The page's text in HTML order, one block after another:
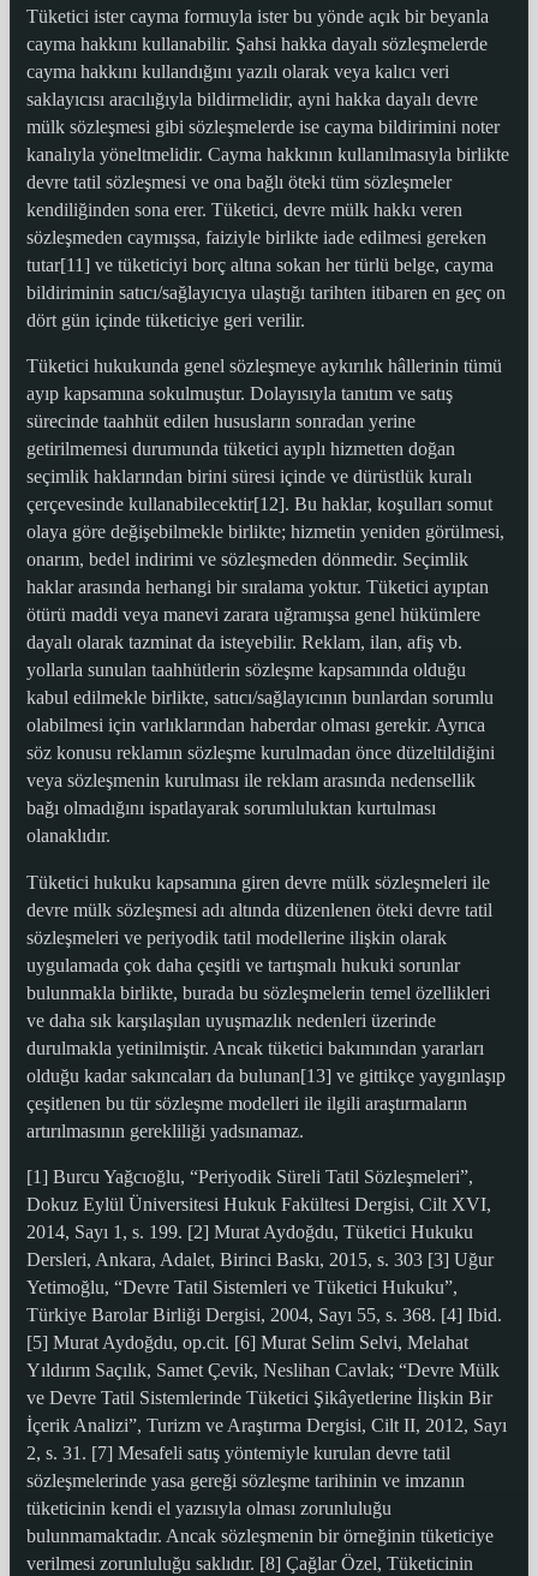
Tüketici ister cayma formuyla ister bu yönde açık bir beyanla
cayma hakkını kullanabilir. Şahsi hakka dayalı sözleşmelerde
cayma hakkını kullandığını yazılı olarak veya kalıcı veri
saklayıcısı aracılığıyla bildirmelidir, ayni hakka dayalı devre
mülk sözleşmesi gibi sözleşmelerde ise cayma bildirimini noter
kanalıyla yöneltmelidir. Cayma hakkının kullanılmasıyla birlikte
devre tatil sözleşmesi ve ona bağlı öteki tüm sözleşmeler
kendiliğinden sona erer. Tüketici, devre mülk hakkı veren
sözleşmeden caymışsa, faiziyle birlikte iade edilmesi gereken
tutar[11] ve tüketiciyi borç altına sokan her türlü belge, cayma
bildiriminin satıcı/sağlayıcıya ulaştığı tarihten itibaren en geç on
dört gün içinde tüketiciye geri verilir.
Tüketici hukukunda genel sözleşmeye aykırılık hâllerinin tümü
ayıp kapsamına sokulmuştur. Dolayısıyla tanıtım ve satış
sürecinde taahhüt edilen hususların sonradan yerine
getirilmemesi durumunda tüketici ayıplı hizmetten doğan
seçimlik haklarından birini süresi içinde ve dürüstlük kuralı
çerçevesinde kullanabilecektir[12]. Bu haklar, koşulları somut
olaya göre değişebilmekle birlikte; hizmetin yeniden görülmesi,
onarım, bedel indirimi ve sözleşmeden dönmedir. Seçimlik
haklar arasında herhangi bir sıralama yoktur. Tüketici ayıptan
ötürü maddi veya manevi zarara uğramışsa genel hükümlere
dayalı olarak tazminat da isteyebilir. Reklam, ilan, afiş vb.
yollarla sunulan taahhütlerin sözleşme kapsamında olduğu
kabul edilmekle birlikte, satıcı/sağlayıcının bunlardan sorumlu
olabilmesi için varlıklarından haberdar olması gerekir. Ayrıca
söz konusu reklamın sözleşme kurulmadan önce düzeltildiğini
veya sözleşmenin kurulması ile reklam arasında nedensellik
bağı olmadığını ispatlayarak sorumluluktan kurtulması
olanaklıdır.
Tüketici hukuku kapsamına giren devre mülk sözleşmeleri ile
devre mülk sözleşmesi adı altında düzenlenen öteki devre tatil
sözleşmeleri ve periyodik tatil modellerine ilişkin olarak
uygulamada çok daha çeşitli ve tartışmalı hukuki sorunlar
bulunmakla birlikte, burada bu sözleşmelerin temel özellikleri
ve daha sık karşılaşılan uyuşmazlık nedenleri üzerinde
durulmakla yetinilmiştir. Ancak tüketici bakımından yararları
olduğu kadar sakıncaları da bulunan[13] ve gittikçe yaygınlaşıp
çeşitlenen bu tür sözleşme modelleri ile ilgili araştırmaların
artırılmasının gerekliliği yadsınamaz.
[1] Burcu Yağcıoğlu, “Periyodik Süreli Tatil Sözleşmeleri”,
Dokuz Eylül Üniversitesi Hukuk Fakültesi Dergisi, Cilt XVI,
2014, Sayı 1, s. 199. [2] Murat Aydoğdu, Tüketici Hukuku
Dersleri, Ankara, Adalet, Birinci Baskı, 2015, s. 303 [3] Uğur
Yetimoğlu, “Devre Tatil Sistemleri ve Tüketici Hukuku”,
Türkiye Barolar Birliği Dergisi, 2004, Sayı 55, s. 368. [4] Ibid.
[5] Murat Aydoğdu, op.cit. [6] Murat Selim Selvi, Melahat
Yıldırım Saçılık, Samet Çevik, Neslihan Cavlak; “Devre Mülk
ve Devre Tatil Sistemlerinde Tüketici Şikâyetlerine İlişkin Bir
İçerik Analizi”, Turizm ve Araştırma Dergisi, Cilt II, 2012, Sayı
2, s. 31. [7] Mesafeli satış yöntemiyle kurulan devre tatil
sözleşmelerinde yasa gereği sözleşme tarihinin ve imzanın
tüketicinin kendi el yazısıyla olması zorunluluğu
bulunmamaktadır. Ancak sözleşmenin bir örneğinin tüketiciye
verilmesi zorunluluğu saklıdır. [8] Çağlar Özel, Tüketicinin